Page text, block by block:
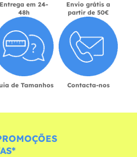
Entrega em 24-
48h
Envio grátis a
partir de 50€
de Tamanhos Contacta-nos